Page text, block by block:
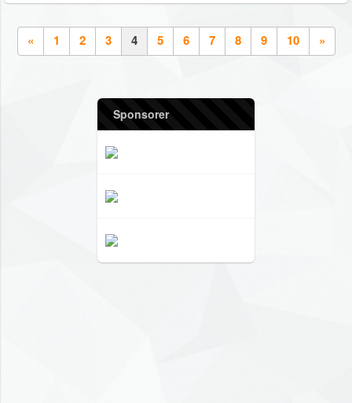
« 1 2 3 4 5 6 7 8 9 10 »
Sponsorer